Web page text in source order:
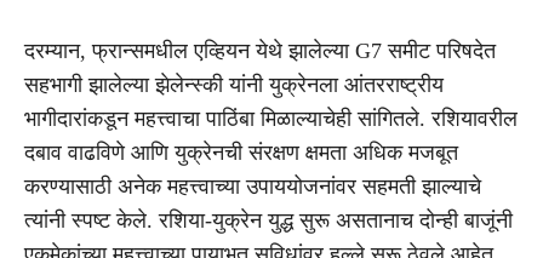
दरम्यान, फ्रान्समधील एव्हियन येथे झालेल्या G7 समीट परिषदेत
सहभागी झालेल्या झेलेन्स्की यांनी युक्रेनला आंतरराष्ट्रीय
भागीदारांकडून महत्त्वाचा पाठिंबा मिळाल्याचेही सांगितले. रशियावरील
दबाव वाढविणे आणि युक्रेनची संरक्षण क्षमता अधिक मजबूत
करण्यासाठी अनेक महत्त्वाच्या उपाययोजनांवर सहमती झाल्याचे
त्यांनी स्पष्ट केले. रशिया-युक्रेन युद्ध सुरू असतानाच दोन्ही बाजूंनी